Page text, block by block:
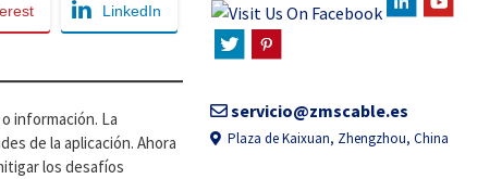
LinkedIn
información. La
de la aplicación. Ahora
los desafíos
servicio@zmscable.es
Plaza de Kaixuan, Zhengzhou, China